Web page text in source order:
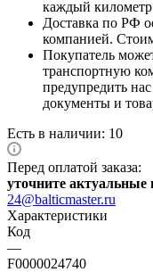
каждый
Доставка по РФ
компанией.
Покупатель
транспортную
предупредить
документы и
Есть в наличии: 10
Перед оплатой заказа:
уточните
24@balticmaster.ru
Характеристики
Код
—
F0000024740